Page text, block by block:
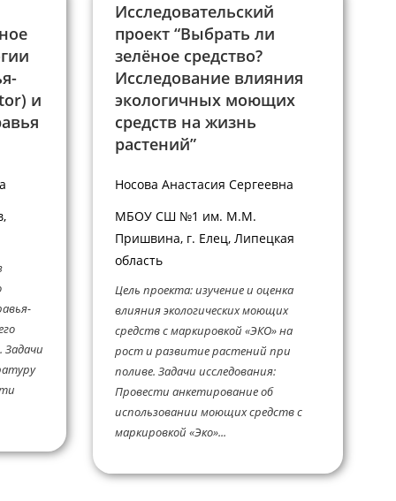
и
Задачи
Исследовательский
проект “Выбрать ли
зелёное средство?
Исследование влияния
экологичных моющих
средств на жизнь
растений”
Носова Анастасия Сергеевна
МБОУ СШ №1 им. М.М.
Пришвина, г. Елец, Липецкая
область
Цель проекта: изучение и оценка
влияния экологических моющих
средств с маркировкой «ЭКО» на
рост и развитие растений при
поливе. Задачи исследования:
Провести анкетирование об
использовании моющих средств с
маркировкой «Эко»...